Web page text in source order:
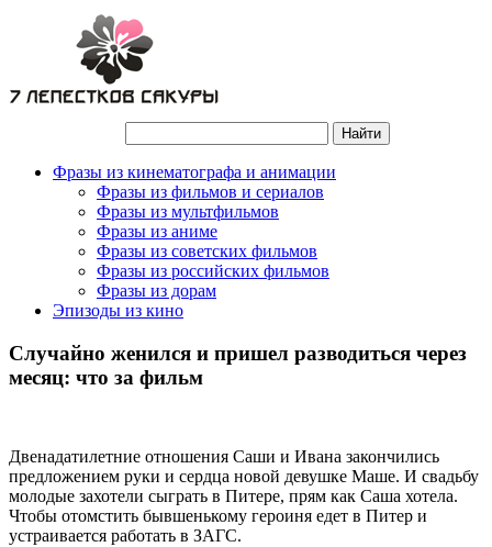
Фразы из кинематографа и анимации
Фразы из фильмов и сериалов
Фразы из мультфильмов
Фразы из аниме
Фразы из советских фильмов
Фразы из российских фильмов
Фразы из дорам
Эпизоды из кино
Случайно женился и пришел разводиться через
месяц: что за фильм
Двенадатилетние отношения Саши и Ивана закончились
предложением руки и сердца новой девушке Маше. И свадьбу
молодые захотели сыграть в Питере, прям как Саша хотела.
Чтобы отомстить бывшенькому героиня едет в Питер и
устраивается работать в ЗАГС.